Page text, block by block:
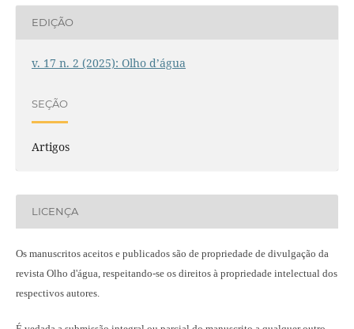
EDIÇÃO
v. 17 n. 2 (2025): Olho d’água
SEÇÃO
Artigos
LICENÇA
Os manuscritos aceitos e publicados são de propriedade de divulgação da
revista Olho d'água, respeitando-se os direitos à propriedade intelectual dos
respectivos autores.